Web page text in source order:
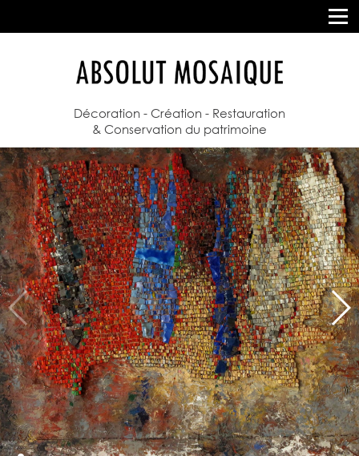
Décoration - Création - Restauration
& Conservation du patrimoine